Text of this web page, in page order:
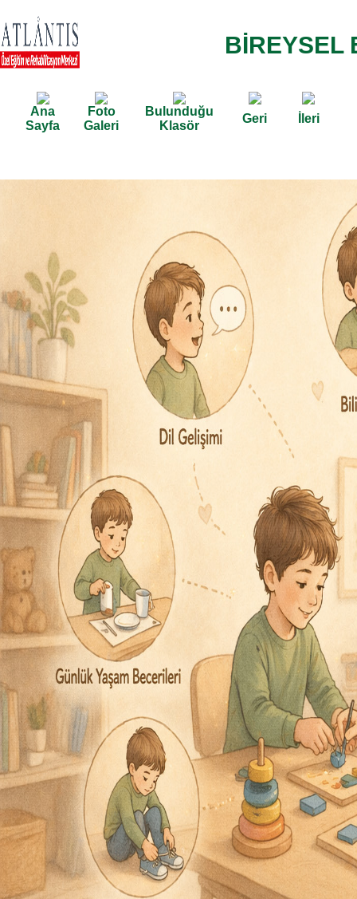
BİREYSEL
Ana
Sayfa
Foto
Galeri
Bulunduğu
Klasör
Geri
İleri